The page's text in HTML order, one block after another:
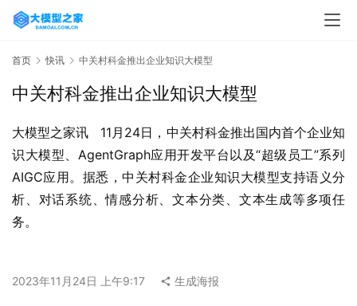
首页 快讯 中关村科金推出企业知识大模型
中关村科金推出企业知识大模型
大模型之家讯   11月24日，中关村科金推出国内首个企业知
识大模型、AgentGraph应用开发平台以及“超级员工”系列
AIGC应用。据悉，中关村科金企业知识大模型支持语义分
析、对话系统、情感分析、文本分类、文本生成等多项任
务。
2023年11月24日 上午9:17 生成海报